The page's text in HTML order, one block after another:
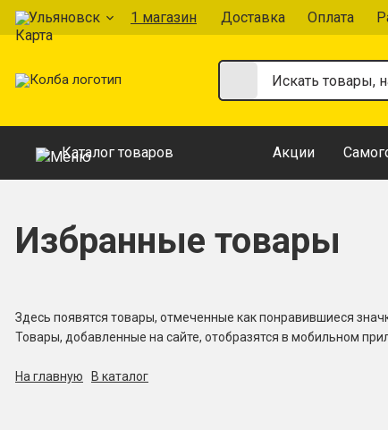
Ульяновск 1 магазин Доставка Оплата
Каталог товаров Акции
Избранные товары
Здесь появятся товары, отмеченные как понравившиеся
Товары, добавленные на сайте, отобразятся в мобильном
На главную В каталог